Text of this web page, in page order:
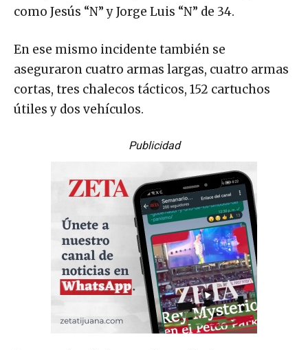
como Jesús “N” y Jorge Luis “N” de 34.
En ese mismo incidente también se
aseguraron cuatro armas largas, cuatro armas
cortas, tres chalecos tácticos, 152 cartuchos
útiles y dos vehículos.
Publicidad